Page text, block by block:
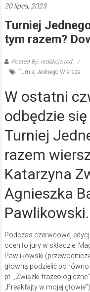
20 lipca, 2023
Turniej
tym razem?
Posted By: redakcja red
Turniej Jednego Wiersza
W ostatni
odbędzie
Turniej
razem
Katarzyna
Agnieszka
Pawlikowski.
Podczas czerwcowej edycji
oceniło jury w składzie:
Pawlikowski
główną podzielić po
pt. „Związki
„Freakfajty w mojej